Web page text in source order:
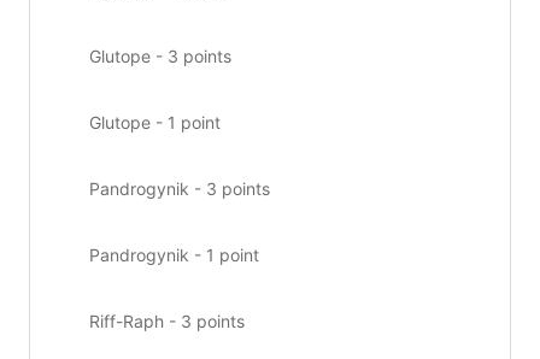
Glutope - 3 points
Glutope - 1 point
Pandrogynik - 3 points
Pandrogynik - 1 point
Riff-Raph - 3 points